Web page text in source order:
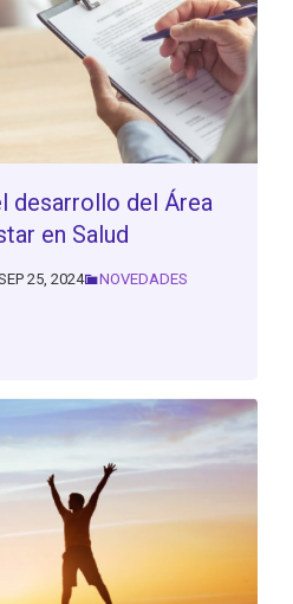
desarrollo del Área
en Salud
25, 2024 NOVEDADES